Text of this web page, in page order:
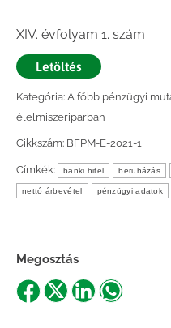
XIV. évfolyam 1. szám
Letöltés
Kategória: A főbb pénzügyi
élelmiszeriparban
Cikkszám: BFPM-E-2021-1
Címkék: banki hitel beruházás
nettó árbevétel pénzügyi adatok
Megosztás
ShareShareShareShare